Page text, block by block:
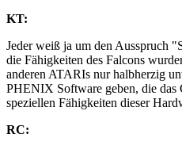
KT:
Jeder weiß ja um den Ausspruch
die Fähigkeiten des Falcons
anderen ATARIs nur halbherzig
PHENIX Software geben, die das
speziellen Fähigkeiten dieser
RC: